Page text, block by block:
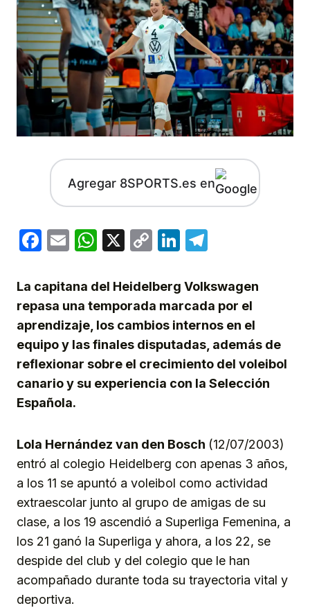
Agregar 8SPORTS.es en
Facebook
EmailWhatsApp
X
CopyLinkedIn
La capitana del Heidelberg Volkswagen
repasa una temporada marcada por el
aprendizaje, los cambios internos en el
equipo y las finales disputadas, además de
reflexionar sobre el crecimiento del voleibol
canario y su experiencia con la Selección
Española.
Lola Hernández van den Bosch (12/07/2003)
entró al colegio Heidelberg con apenas 3 años,
a los 11 se apuntó a voleibol como actividad
extraescolar junto al grupo de amigas de su
clase, a los 19 ascendió a Superliga Femenina, a
los 21 ganó la Superliga y ahora, a los 22, se
despide del club y del colegio que le han
acompañado durante toda su trayectoria vital y
deportiva.